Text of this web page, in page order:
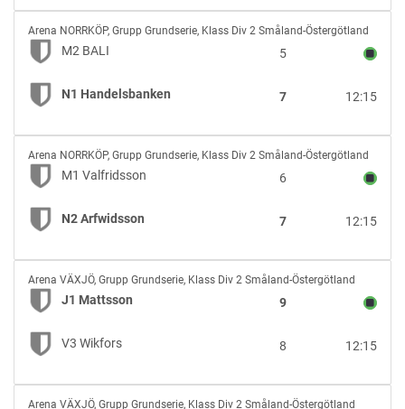
M2
BALI
vs
N1
Handelsbanken
Arena NORRKÖP, Grupp Grundserie, Klass Div 2 Småland-Östergötland
M2 BALI 5
N1 Handelsbanken 12:15
7
M1
Valfridsson
vs
N2
Arfwidsson
Arena NORRKÖP, Grupp Grundserie, Klass Div 2 Småland-Östergötland
M1 Valfridsson 6
N2 Arfwidsson 12:15
7
J1
Mattsson
vs
V3
Wikfors
Arena VÄXJÖ, Grupp Grundserie, Klass Div 2 Småland-Östergötland
J1 Mattsson 9
V3 Wikfors 12:15
8
J3
Arena VÄXJÖ, Grupp Grundserie, Klass Div 2 Småland-Östergötland